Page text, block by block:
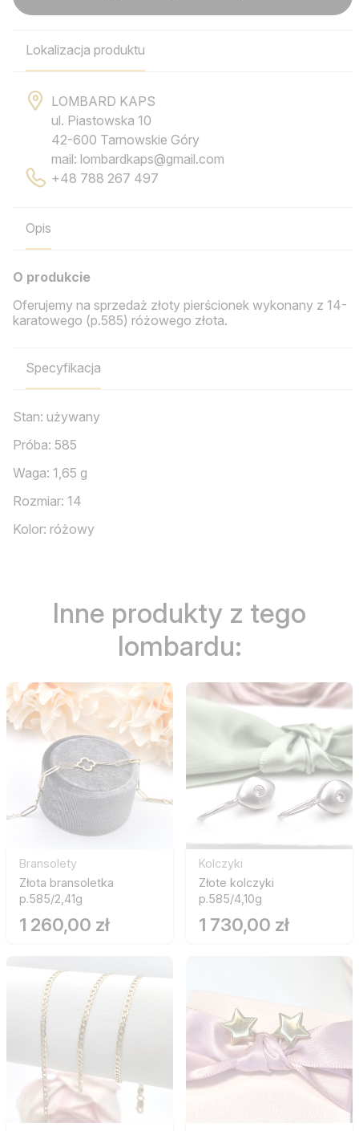
Lokalizacja produktu
LOMBARD KAPS
ul. Piastowska 10
42-600 Tarnowskie Góry
mail: lombardkaps@gmail.com
+48 788 267 497
Opis
O produkcie
Oferujemy na sprzedaż złoty pierścionek wykonany z 14-
karatowego (p.585) różowego złota.
Specyfikacja
Stan: używany
Próba: 585
Waga: 1,65 g
Rozmiar: 14
Kolor: różowy
Inne produkty z tego
lombardu:
Bransolety
Złota bransoletka
p.585/2,41g
1 260,00 zł
Kolczyki
Złote kolczyki
p.585/4,10g
1 730,00 zł